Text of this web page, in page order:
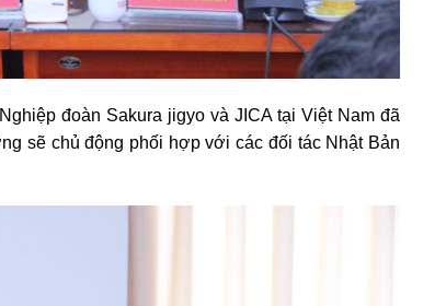
đoàn Sakura jigyo và JICA tại Việt Nam đã
sẽ chủ động phối hợp với các đối tác Nhật Bản